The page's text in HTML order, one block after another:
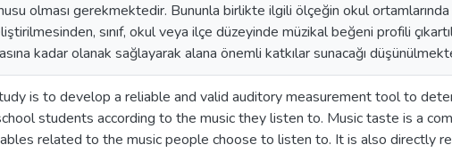
olması gerekmektedir. Bununla birlikte ilgili ölçeğin okul ortamlarında
sınıf, okul veya ilçe düzeyinde müzikal beğeni profili
kadar olanak sağlayarak alana önemli katkılar sunacağı
is to develop a reliable and valid auditory measurement tool to
students according to the music they listen to. Music taste is a
related to the music people choose to listen to. It is also directly